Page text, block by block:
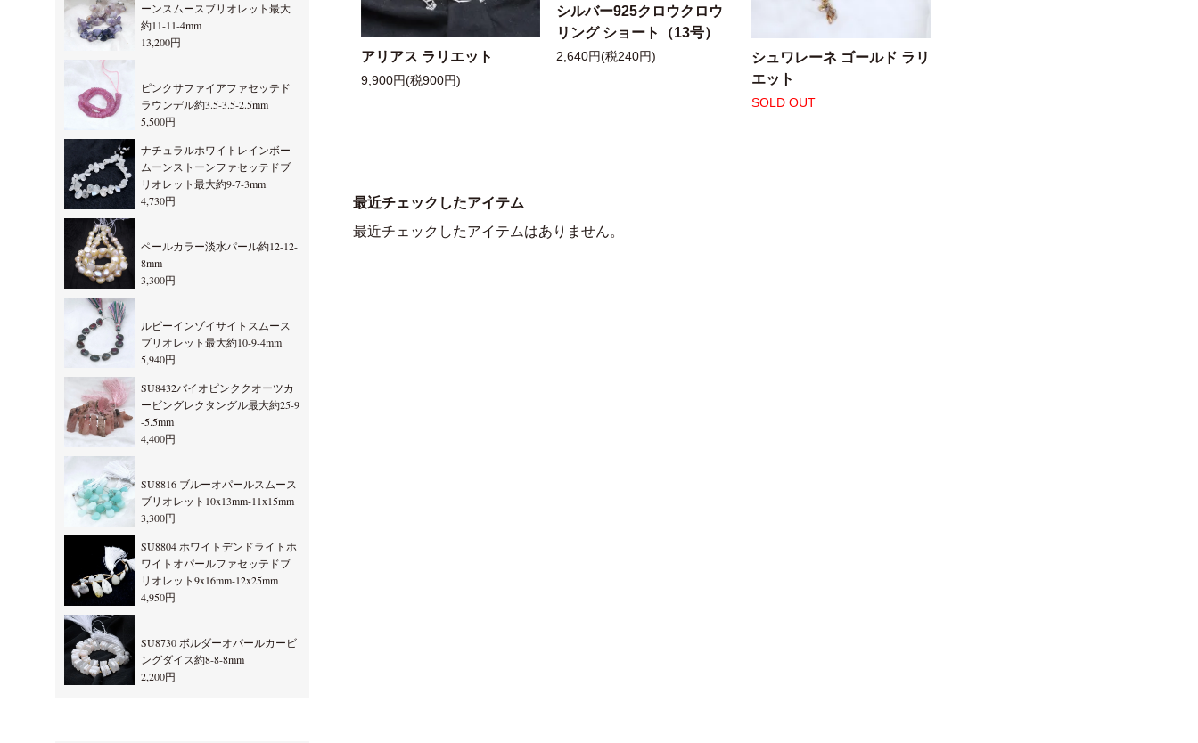
アリアス ラリエット
9,900円(税900円)
シルバー925クロウクロウ
リング ショート（13号）
2,640円(税240円)
シュワレーネ ゴールド ラリ
エット
SOLD OUT
最近チェックしたアイテム
最近チェックしたアイテムはありません。
ーンスムースブリオレット最大
約11-11-4mm
13,200円
ピンクサファイアファセッテド
ラウンデル約3.5-3.5-2.5mm
5,500円
ナチュラルホワイトレインボー
ムーンストーンファセッテドブ
リオレット最大約9-7-3mm
4,730円
ペールカラー淡水パール約12-12-
8mm
3,300円
ルビーインゾイサイトスムース
ブリオレット最大約10-9-4mm
5,940円
SU8432バイオピンククオーツカ
ービングレクタングル最大約25-9
-5.5mm
4,400円
SU8816 ブルーオパールスムース
ブリオレット10x13mm-11x15mm
3,300円
SU8804 ホワイトデンドライトホ
ワイトオパールファセッテドブ
リオレット9x16mm-12x25mm
4,950円
SU8730 ボルダーオパールカービ
ングダイス約8-8-8mm
2,200円